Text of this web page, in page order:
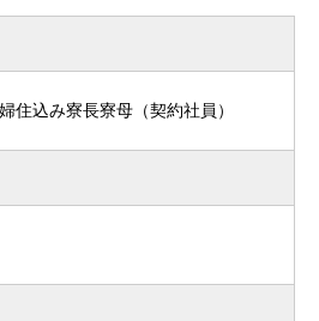
住込み寮長寮母（契約社員）